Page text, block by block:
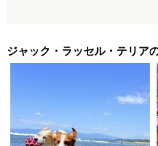
ジャック・ラッセル・テリア